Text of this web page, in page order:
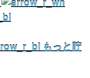
もっと貯